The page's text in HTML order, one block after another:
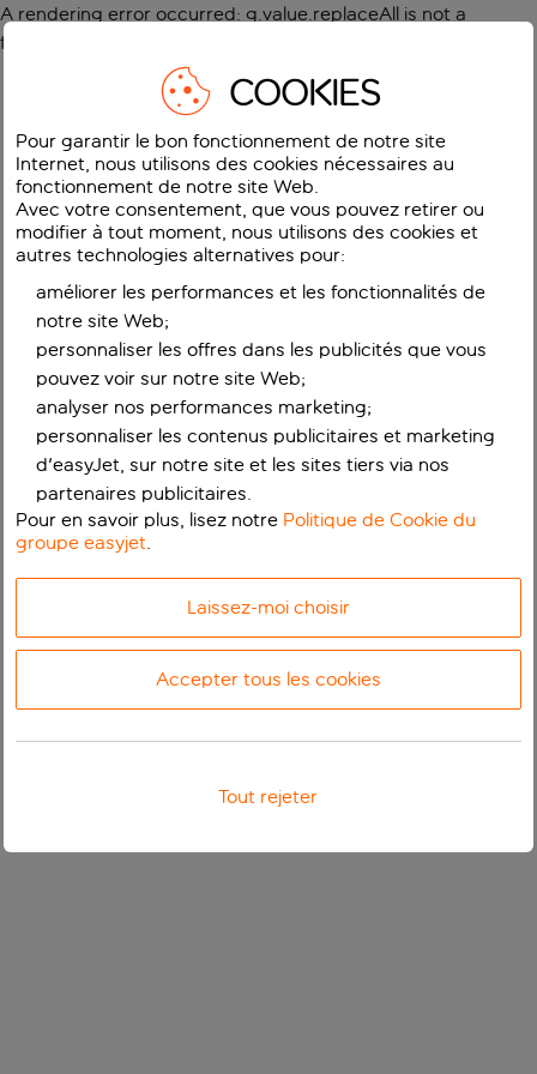
A rendering error occurred: g.value.replaceAll is not a
function
COOKIES
Pour garantir le bon fonctionnement de notre site
Internet, nous utilisons des cookies nécessaires au
fonctionnement de notre site Web.
Avec votre consentement, que vous pouvez retirer ou
modifier à tout moment, nous utilisons des cookies et
autres technologies alternatives pour:
améliorer les performances et les fonctionnalités de
notre site Web;
personnaliser les offres dans les publicités que vous
pouvez voir sur notre site Web;
analyser nos performances marketing;
personnaliser les contenus publicitaires et marketing
d'easyJet, sur notre site et les sites tiers via nos
partenaires publicitaires.
Pour en savoir plus, lisez notre Politique de Cookie du
groupe easyjet.
Laissez-moi choisir
Accepter tous les cookies
Tout rejeter